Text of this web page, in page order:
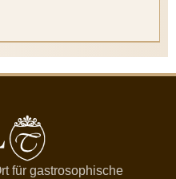
für gastrosophische